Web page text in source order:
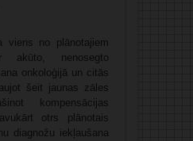
viens no plānotajiem
akūto, nenosegto
onkoloģijā un citās
šeit jaunas zāles
kompensācijas
otrs plānotais
diagnožu iekļaušana